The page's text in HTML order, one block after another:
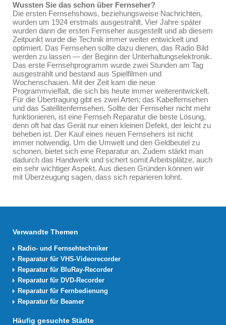
Wussten Sie das schon über Fernseher?
Die ersten Fernsehshows, beziehungsweise Nachrichten,
wurden um 1924 erstmals ausgestrahlt. Vier Jahre später
wurden dann die ersten Fernseher ausgestellt und ab diesem
Zeitpunkt wurde die Technik immer weiter entwickelt und
optimiert. Das Fernsehen sollte dazu dienen, das Radio Bild
werden zu lassen — der Beginn der Unterhaltungselektronik.
Das erste Fernsehprogramm wurde zwei Stunden am Tag
ausgestrahlt und bestand aus Spielfilmen und
Wochenschauen. Mit der Zeit kam die neue
Programmvielfalt, die sich bis heute immer weiterentwickelt.
Für die Übertragung gibt es zwei Arten; das Kabelfernsehen
und das Satellitenfernsehen. Sollte der Fernseher nicht mehr
funktionieren, ist eine Fernseh Reparatur die beste Lösung,
denn oft hat das Gerät nur einen kleinen Defekt, der leicht zu
beheben ist. Der Kauf eines neuen Fernsehers ist nicht
immer notwendig. Um die Umwelt und den Geldbeutel zu
schonen, bietet sich eine Reparatur an. Zudem stärkt man
dadurch das Handwerk und sichert somit Arbeitsplätze, auch
ein sehr wichtiger Aspekt. Aus diesen Gründen können wir
mit Überzeugung sagen, dass sich reparieren lohnt.
Verwandte Themen
Radio- und Fernsehtechniker
Reparatur für VHS-Videorecorder
Reparatur für BluRay-Recorder
Reparatur für DVD-Recorder
Reparatur für Fernbedienung
Reparatur für Beamer
Häufig gesuchte Städte